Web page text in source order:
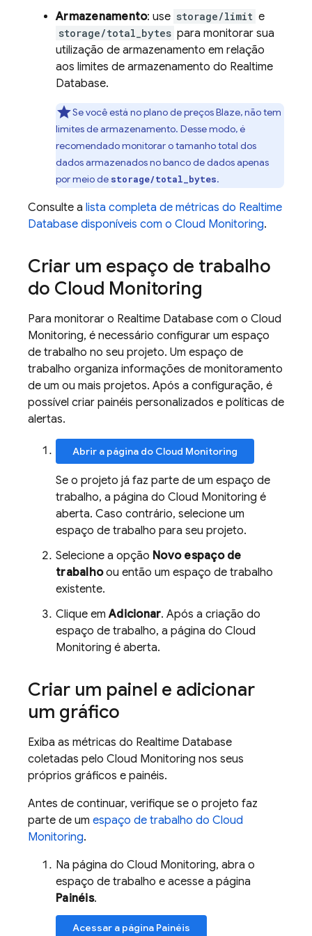
Armazenamento: use storage/limit e
storage/total_bytes para monitorar sua
utilização de armazenamento em relação
aos limites de armazenamento do Realtime
Database.
Se você está no plano de preços Blaze, não tem
limites de armazenamento. Desse modo, é
recomendado monitorar o tamanho total dos
dados armazenados no banco de dados apenas
por meio de storage/total_bytes.
Consulte a lista completa de métricas do Realtime
Database disponíveis com o Cloud Monitoring.
Criar um espaço de trabalho
do Cloud Monitoring
Para monitorar o Realtime Database com o Cloud
Monitoring, é necessário configurar um espaço
de trabalho no seu projeto. Um espaço de
trabalho organiza informações de monitoramento
de um ou mais projetos. Após a configuração, é
possível criar painéis personalizados e políticas de
alertas.
Abrir a página do Cloud Monitoring
Se o projeto já faz parte de um espaço de
trabalho, a página do Cloud Monitoring é
aberta. Caso contrário, selecione um
espaço de trabalho para seu projeto.
Selecione a opção Novo espaço de
trabalhoou então um espaço de trabalho
existente.
Clique emAdicionar. Após a criação do
espaço de trabalho, a página do Cloud
Monitoring é aberta.
Criar um painel e adicionar
um gráfico
Exiba as métricas do Realtime Database
coletadas pelo Cloud Monitoring nos seus
próprios gráficos e painéis.
Antes de continuar, verifique se o projeto faz
parte de um espaço de trabalho do Cloud
Monitoring.
Na página do Cloud Monitoring, abra o
espaço de trabalho e acesse a página
Painéis.
Acessar a página Painéis